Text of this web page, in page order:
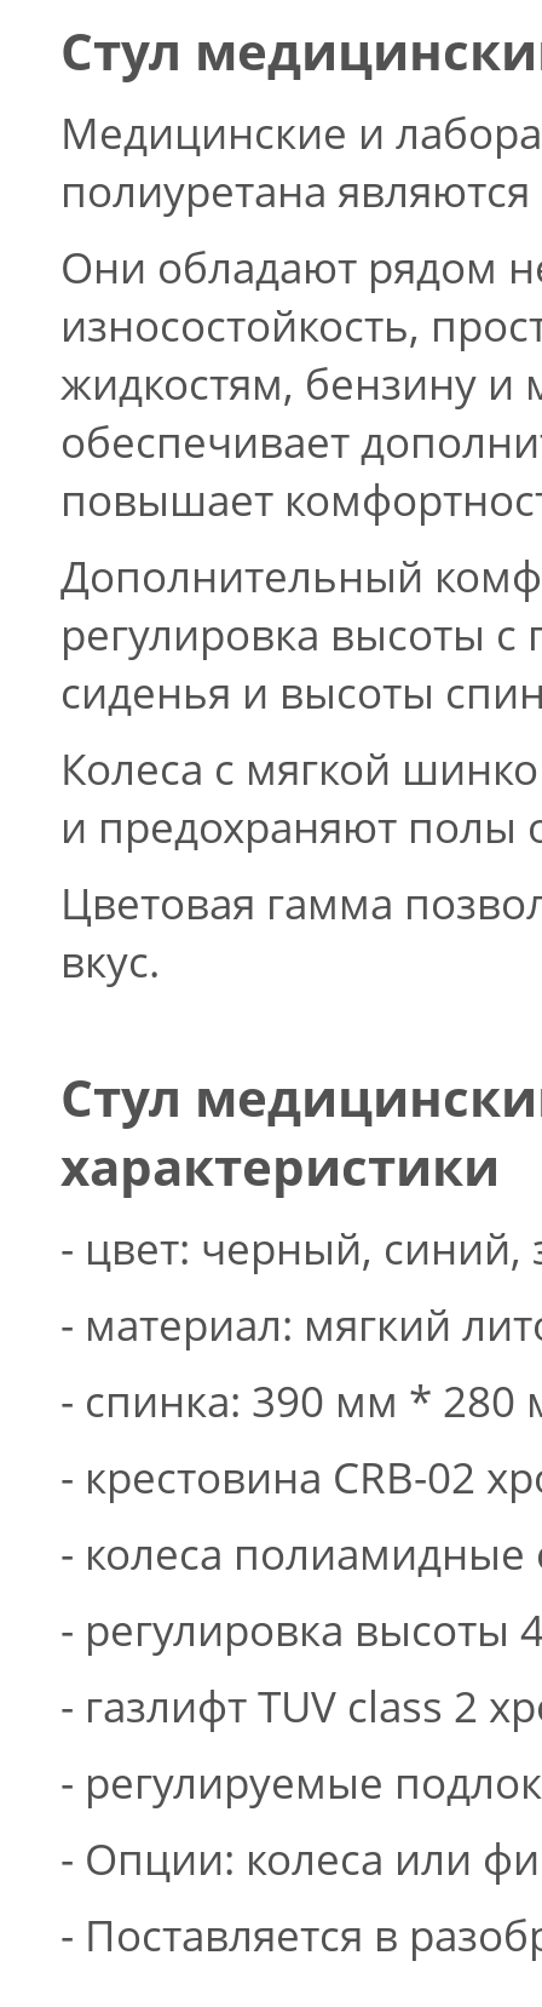
Стул
Медицинские и
полиуретана
Они обладают рядом
износостойкость,
жидкостям, бензину и
обеспечивает
повышает
Дополнительный
регулировка высоты
сиденья и высоты
Колеса с мягкой
и предохраняют полы
Цветовая гамма
вкус.
Стул
характеристики
- цвет: черный,
- материал: мягкий
- спинка: 390 мм *
- крестовина CRB-02
- колеса
- регулировка высоты
- газлифт TUV class 2
- регулируемые
- Опции: колеса или
- Поставляется в